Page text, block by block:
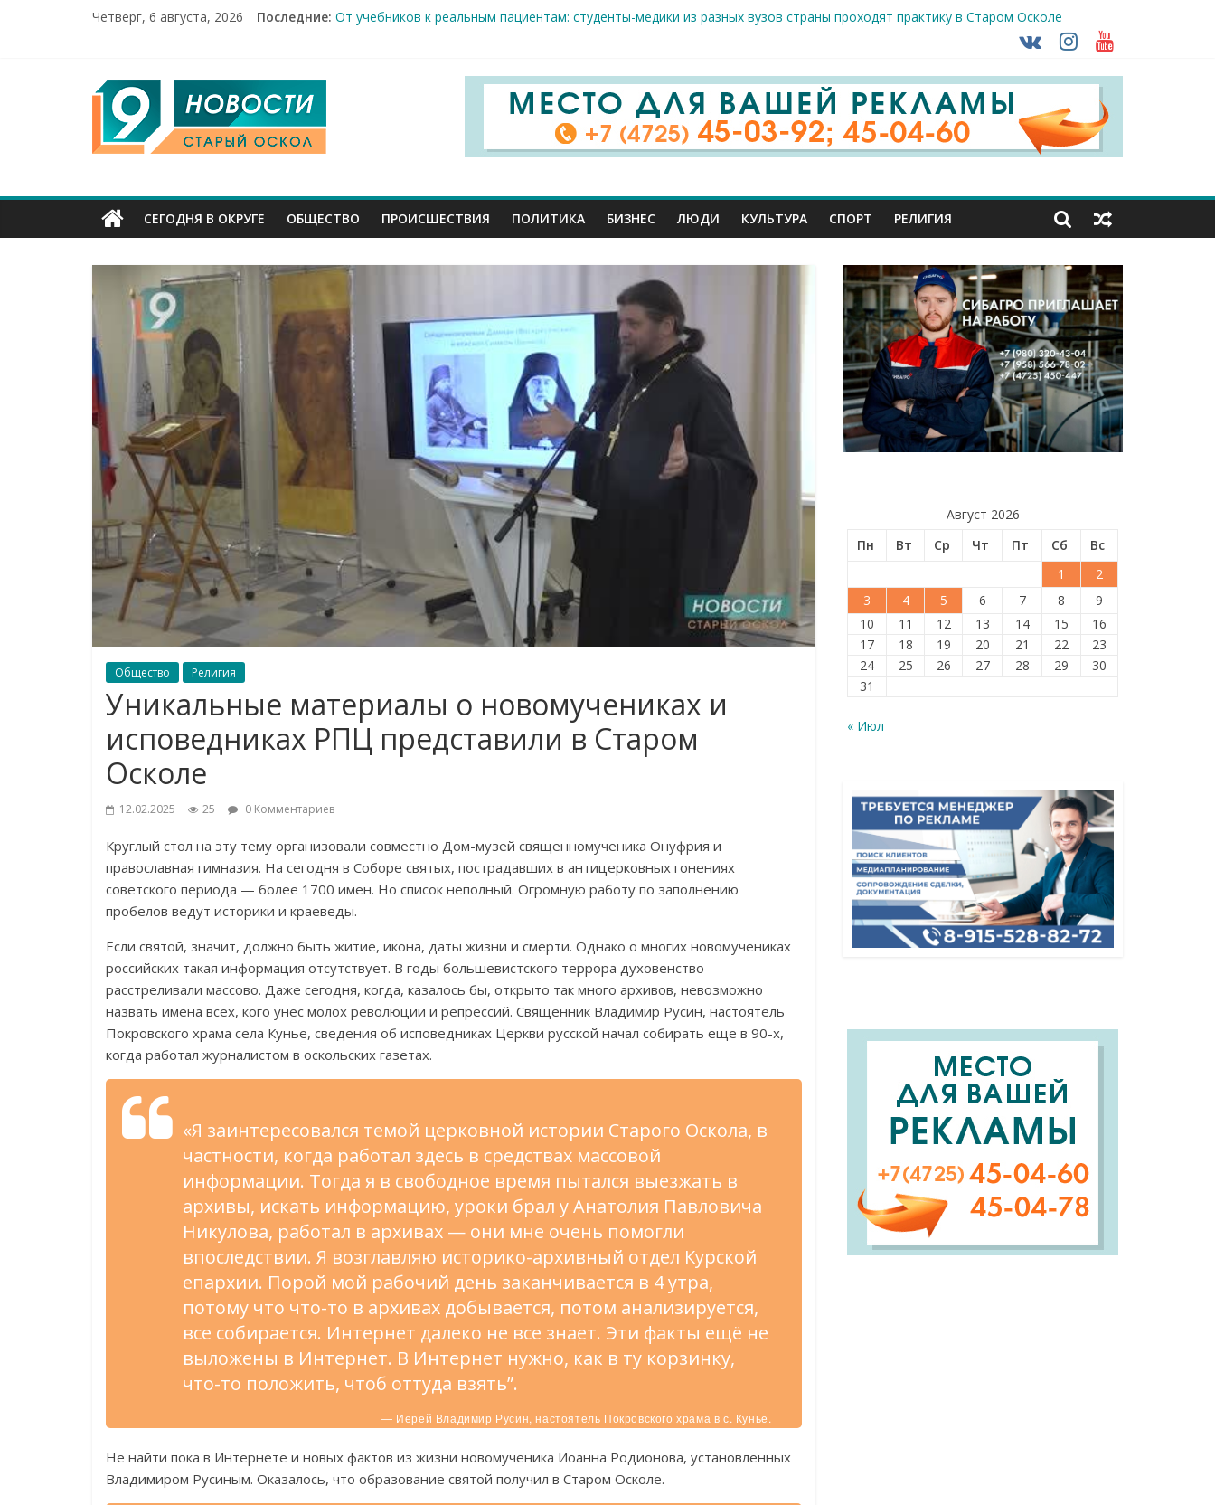
Четверг, 6 августа, 2026 Последние: От учебников к реальным пациентам: студенты-медики из разных вузов страны проходят практику в Старом Осколе
Город первого салюта отмечает 83-ю годовщину освобождения от немецко-фашистских захватчиков
9
Канал
Старый
Оскол
СЕГОДНЯ В ОКРУГЕ ОБЩЕСТВО ПРОИСШЕСТВИЯ ПОЛИТИКА БИЗНЕС ЛЮДИ КУЛЬТУРА СПОРТ РЕЛИГИЯ
Общество Религия
Уникальные материалы о новомучениках и
исповедниках РПЦ представили в Старом
Осколе
12.02.2025 25 0 Комментариев
Круглый стол на эту тему организовали совместно Дом-музей священномученика Онуфрия и
православная гимназия. На сегодня в Соборе святых, пострадавших в антицерковных гонениях
советского периода — более 1700 имен. Но список неполный. Огромную работу по заполнению
пробелов ведут историки и краеведы.
Если святой, значит, должно быть житие, икона, даты жизни и смерти. Однако о многих новомучениках
российских такая информация отсутствует. В годы большевистского террора духовенство
расстреливали массово. Даже сегодня, когда, казалось бы, открыто так много архивов, невозможно
назвать имена всех, кого унес молох революции и репрессий. Священник Владимир Русин, настоятель
Покровского храма села Кунье, сведения об исповедниках Церкви русской начал собирать еще в 90-х,
когда работал журналистом в оскольских газетах.
«Я заинтересовался темой церковной истории Старого Оскола, в
частности, когда работал здесь в средствах массовой
информации. Тогда я в свободное время пытался выезжать в
архивы, искать информацию, уроки брал у Анатолия Павловича
Никулова, работал в архивах — они мне очень помогли
впоследствии. Я возглавляю историко-архивный отдел Курской
епархии. Порой мой рабочий день заканчивается в 4 утра,
потому что что-то в архивах добывается, потом анализируется,
все собирается. Интернет далеко не все знает. Эти факты ещё не
выложены в Интернет. В Интернет нужно, как в ту корзинку,
что-то положить, чтоб оттуда взять”.
— Иерей Владимир Русин, настоятель Покровского храма в с. Кунье.
Не найти пока в Интернете и новых фактов из жизни новомученика Иоанна Родионова, установленных
Владимиром Русиным. Оказалось, что образование святой получил в Старом Осколе.
Август 2026
Пн
Вт Ср Чт Пт Сб
Вс
1
2
3
4 5 6 7 8
9
10
11 12 13 14 15
16
17
18 19 20 21 22
23
24
25 26 27 28 29
30
31
« Июл